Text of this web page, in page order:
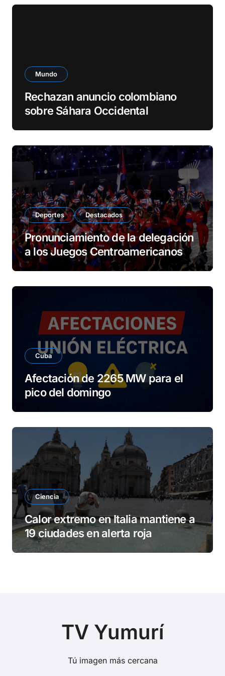
d
Mundo
Rechazan anuncio colombiano
sobre Sáhara Occidental
Deportes Destacados
Pronunciamiento de la delegación
a los Juegos Centroamericanos
Cuba
Afectación de 2265 MW para el
pico del domingo
Ciencia
Calor extremo en Italia mantiene a
19 ciudades en alerta roja
TV Yumurí
Tú imagen más cercana